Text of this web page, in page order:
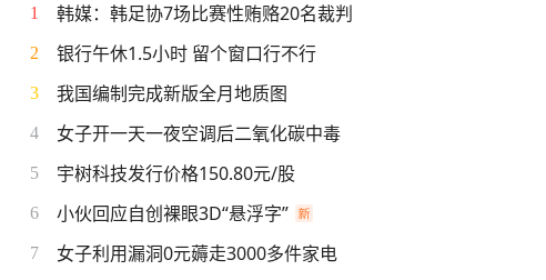
1 韩媒：韩足协7场比赛性贿赂20名裁判
2 银行午休1.5小时 留个窗口行不行
3 我国编制完成新版全月地质图
4 女子开一天一夜空调后二氧化碳中毒
5 宇树科技发行价格150.80元/股
6 小伙回应自创裸眼3D“悬浮字”
7 女子利用漏洞0元薅走3000多件家电